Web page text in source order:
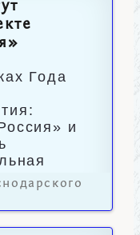
Года
и